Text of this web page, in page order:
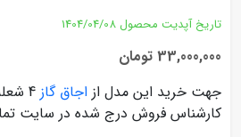
تاریخ آپدیت محصول 1404/04/08
33,000,000 تومان
جهت خرید این مدل از اجاق گاز
4
کارشناس فروش درج شده در سایت